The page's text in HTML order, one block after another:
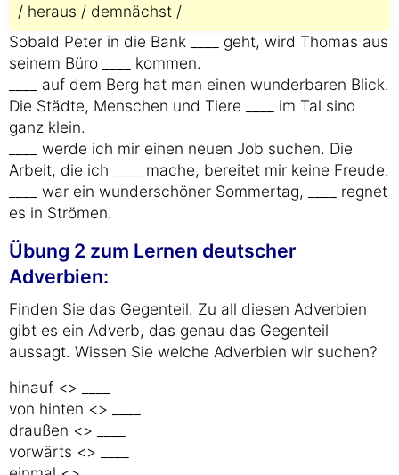
/ heraus / demnächst /
Sobald Peter in die Bank ____ geht, wird Thomas aus
seinem Büro ____ kommen.
____ auf dem Berg hat man einen wunderbaren Blick.
Die Städte, Menschen und Tiere ____ im Tal sind
ganz klein.
____ werde ich mir einen neuen Job suchen. Die
Arbeit, die ich ____ mache, bereitet mir keine Freude.
____ war ein wunderschöner Sommertag, ____ regnet
es in Strömen.
Übung 2 zum Lernen deutscher
Adverbien:
Finden Sie das Gegenteil. Zu all diesen Adverbien
gibt es ein Adverb, das genau das Gegenteil
aussagt. Wissen Sie welche Adverbien wir suchen?
hinauf <> ____
von hinten <> ____
draußen <> ____
vorwärts <> ____